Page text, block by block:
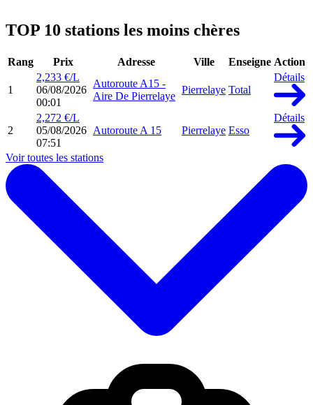
TOP 10 stations les moins chères
Rang Prix Adresse Ville Enseigne Action
1
2,233 €/L
06/08/2026
00:01
Autoroute A15 -
Aire De Pierrelaye
Pierrelaye Total
Détails
2
2,272 €/L
05/08/2026
07:51
Autoroute A 15 Pierrelaye Esso
Détails
Voir toutes les stations